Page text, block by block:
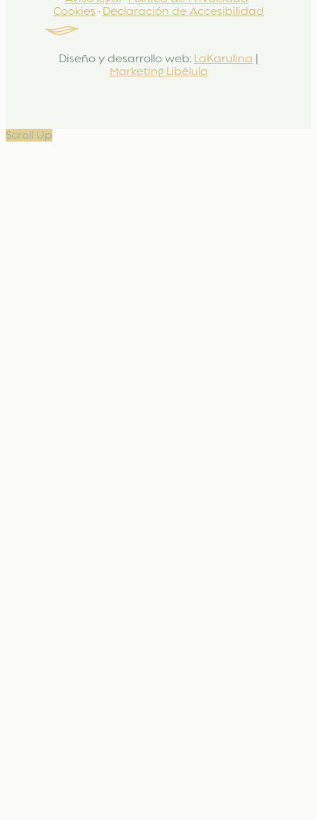
Cookies · Declaración de Accesibilidad
Diseño y desarrollo web: LaKarulina
Marketing Libélula
Scroll Up